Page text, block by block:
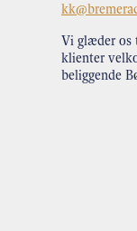
Vi glæder os
klienter
beliggende